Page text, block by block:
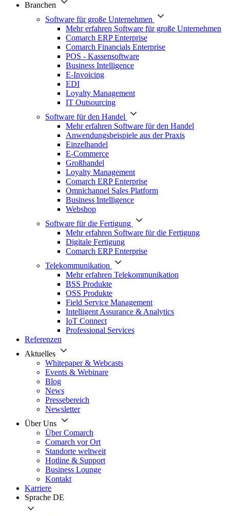
Branchen
Software für große Unternehmen
Mehr erfahren Software für große Unternehmen
Comarch ERP Enterprise
Comarch Financials Enterprise
POS - Kassensoftware
Business Intelligence
E-Invoicing
EDI
Loyalty Management
IT Outsourcing
Software für den Handel
Mehr erfahren Software für den Handel
Anwendungsbeispiele aus der Praxis
Einzelhandel
E-Commerce
Großhandel
Loyalty Management
Comarch ERP Enterprise
Omnichannel Sales Platform
Business Intelligence
Webshop
Software für die Fertigung
Mehr erfahren Software für die Fertigung
Digitale Fertigung
Comarch ERP Enterprise
Telekommunikation
Mehr erfahren Telekommunikation
BSS Produkte
OSS Produkte
Field Service Management
Intelligent Assurance & Analytics
IoT Connect
Professional Services
Referenzen
Aktuelles
Whitepaper & Webcasts
Events & Webinare
Blog
News
Pressebereich
Newsletter
Über Uns
Über Comarch
Comarch vor Ort
Standorte weltweit
Hotline & Support
Business Lounge
Kontakt
Karriere
Sprache DE